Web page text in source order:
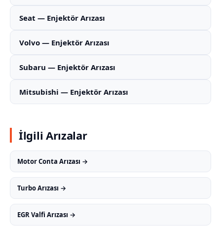
Seat — Enjektör Arızası
Volvo — Enjektör Arızası
Subaru — Enjektör Arızası
Mitsubishi — Enjektör Arızası
İlgili Arızalar
Motor Conta Arızası →
Turbo Arızası →
EGR Valfi Arızası →